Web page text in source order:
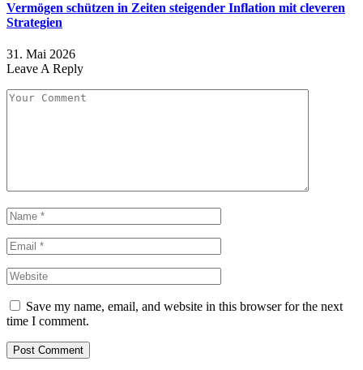
Vermögen schützen in Zeiten steigender Inflation mit cleveren
Strategien
31. Mai 2026
Leave A Reply
Save my name, email, and website in this browser for the next
time I comment.